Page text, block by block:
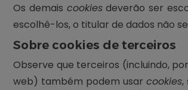
Os demais cookiesdeverão ser
escolhê-los, o titular de dados não
Sobre cookies de terceiros
Observe que terceiros (incluindo,
web) também podem usar cookies,